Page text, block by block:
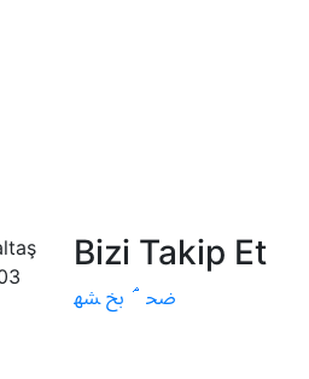
Bizi Takip Et